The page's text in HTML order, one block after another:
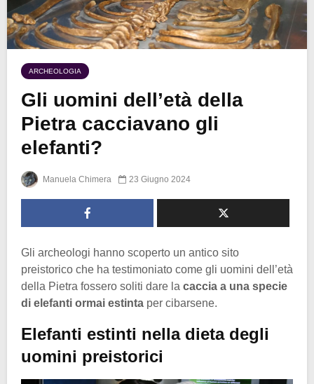
ARCHEOLOGIA
Gli uomini dell’età della
Pietra cacciavano gli
elefanti?
Manuela Chimera 23 Giugno 2024
Gli archeologi hanno scoperto un antico sito
preistorico che ha testimoniato come gli uomini dell’età
della Pietra fossero soliti dare la caccia a una specie
di elefanti ormai estinta per cibarsene.
Elefanti estinti nella dieta degli
uomini preistorici